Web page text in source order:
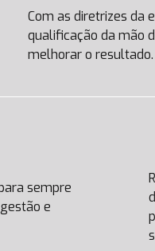
Com as diretrizes da
qualificação da mão
melhorar o resultado.
sempre
e